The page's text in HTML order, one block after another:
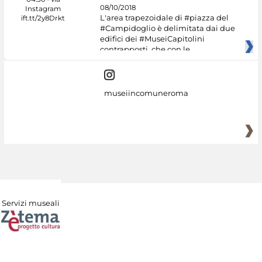
08/10/2018
L'area trapezoidale di #piazza del
#Campidoglio è delimitata dai due
edifici dei #MuseiCapitolini
contrapposti, che con le
museiincomuneroma
Servizi museali